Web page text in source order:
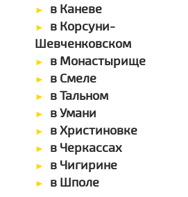
в Каневе
в Корсуни-
Шевченковском
в Монастырище
в Смеле
в Тальном
в Умани
в Христиновке
в Черкассах
в Чигирине
в Шполе